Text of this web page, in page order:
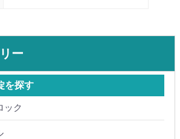
ー
を探す
ック
ック・カムロック
バー
ーズ)